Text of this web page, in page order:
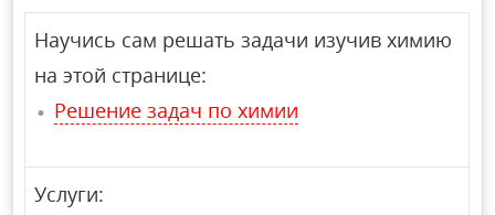
Научись сам решать задачи изучив химию
на этой странице:
Решение задач по химии
Услуги: